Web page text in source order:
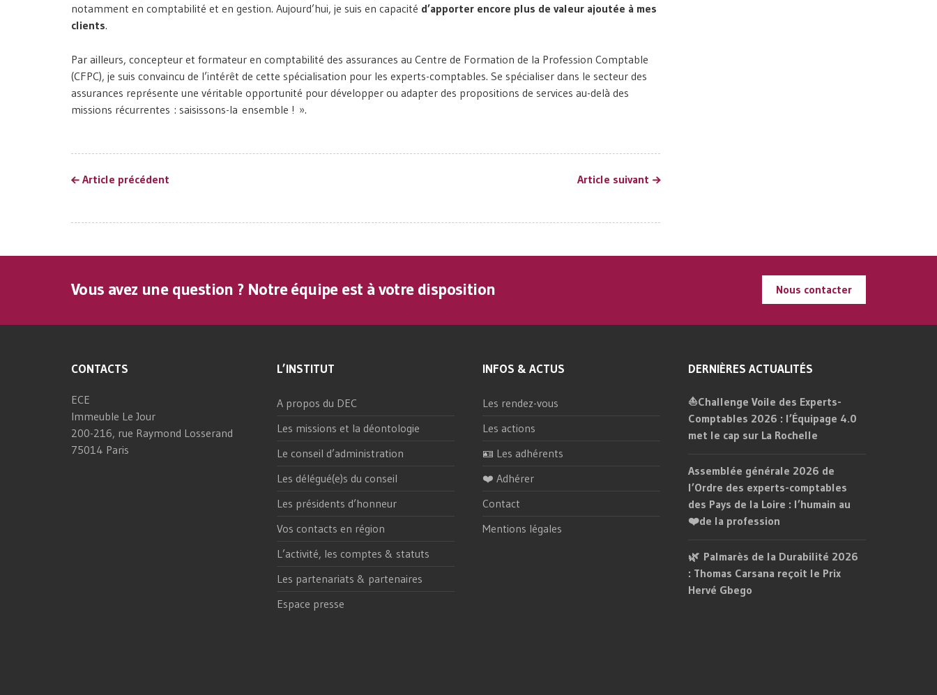
notamment en comptabilité et en gestion. Aujourd’hui, je suis en capacité d’apporter encore plus de valeur ajoutée à mes
clients.
Par ailleurs, concepteur et formateur en comptabilité des assurances au Centre de Formation de la Profession Comptable
(CFPC), je suis convaincu de l’intérêt de cette spécialisation pour les experts-comptables. Se spécialiser dans le secteur des
assurances représente une véritable opportunité pour développer ou adapter des propositions de services au-delà des
missions récurrentes : saisissons-la ensemble ! ».
Article précédent Article suivant
Vous avez une question ? Notre équipe est à votre disposition Nous contacter
CONTACTS
ECE
Immeuble Le Jour
200-216, rue Raymond Losserand
75014 Paris
L’INSTITUT
A propos du DEC
Les missions et la déontologie
Le conseil d’administration
Les délégué(e)s du conseil
Les présidents d’honneur
Vos contacts en région
L’activité, les comptes & statuts
Les partenariats & partenaires
Espace presse
INFOS & ACTUS
Les rendez-vous
Les actions
🪪 Les adhérents
❤️ Adhérer
Contact
Mentions légales
DERNIÈRES ACTUALITÉS
⛵Challenge Voile des Experts-
Comptables 2026 : l’Équipage 4.0
met le cap sur La Rochelle
Assemblée générale 2026 de
l’Ordre des experts-comptables
des Pays de la Loire : l’humain au
❤️de la profession
🌿 Palmarès de la Durabilité 2026
: Thomas Carsana reçoit le Prix
Hervé Gbego